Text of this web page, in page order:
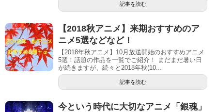
記事を読む
【2018秋アニメ】来期おすすめのア
ニメ5選などなど！
【2018年秋アニメ】10月放送開始のおすすめアニメ
5選！話題の作品を一覧でご紹介！ まだまだ暑い日
が続きますが、続々と2018年秋(10...
記事を読む
今という時代に大切なアニメ「銀魂」